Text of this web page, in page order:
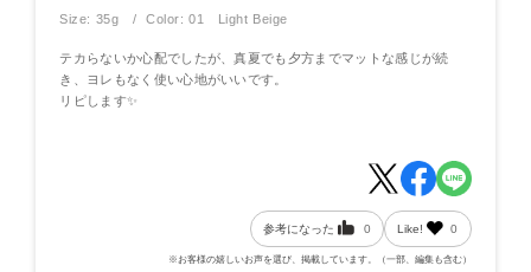
Size: 35g Color: 01 Light Beige
テカらないか心配でしたが、真夏でも夕方までマットな感じが続
き、ヨレもなく使い心地がいいです。
リピします✨
参考になった 0 Like! 0
※お客様の嬉しいお声を選び、掲載しています。（一部、編集も含む）